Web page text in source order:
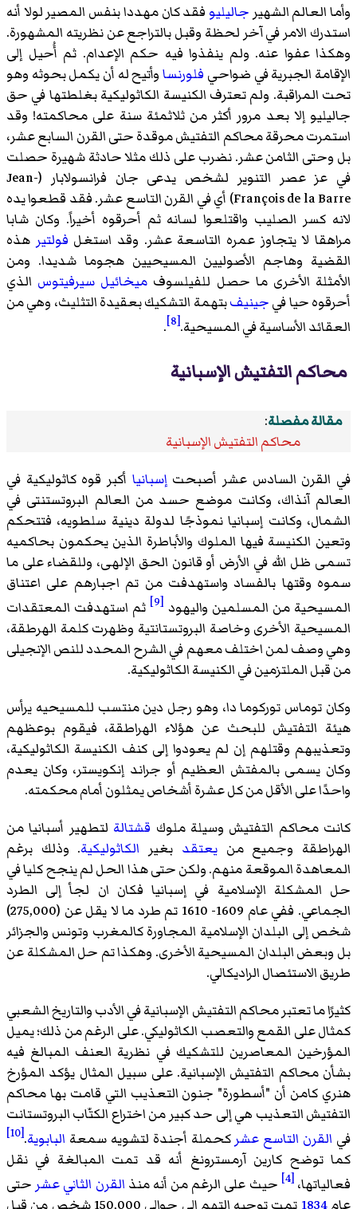
وأما العالم الشهير جاليليو فقد كان مهددا بنفس المصير لولا أنه
استدرك الامر في آخر لحظة وقبل بالتراجع عن نظريته المشهورة.
وهكذا عفوا عنه. ولم ينفذوا فيه حكم الإعدام. ثم أُحيل إلى
الإقامة الجبرية في ضواحي فلورنساوأتيح له أن يكمل بحوثه وهو
تحت المراقبة. ولم تعترف الكنيسة الكاثوليكية بغلطتها في حق
جاليليو إلا بعد مرور أكثر من ثلاثمئة سنة على محاكمته! وقد
استمرت محرقة محاكم التفتيش موقدة حتى القرن السابع عشر،
بل وحتى الثامن عشر. نضرب على ذلك مثلا حادثة شهيرة حصلت
في عز عصر التنوير لشخص يدعى جان فرانسولابار (Jean-
François de la Barre) أي في القرن التاسع عشر. فقد قطعوا يده
لانه كسر الصليب واقتلعوا لسانه ثم أحرقوه أخيراً. وكان شابا
مراهقا لا يتجاوز عمره التاسعة عشر. وقد استغل فولتير هذه
القضية وهاجم الأصوليين المسيحيين هجوما شديدا. ومن
الأمثلة الأخرى ما حصل للفيلسوف ميخائيل سيرفيتوس الذي
أحرقوه حيا فيجينيفبتهمة التشكيك بعقيدة التثليث، وهي من
العقائد الأساسية في المسيحية.[8]
.
محاكم التفتيش الإسبانية
مقالة مفصلة:
محاكم التفتيش الإسبانية
في القرن السادس عشر أصبحتإسبانيا أكبر قوه كاثوليكية في
العالم آنذاك، وكانت موضع حسد من العالم البروتستنتى في
الشمال، وكانت إسبانيا نموذجًا لدولة دينية سلطويه، فتتحكم
وتعين الكنيسة فيها الملوك والأباطرة الذين يحكمون بحاكميه
تسمى ظل الله في الأرض أو قانون الحق الإلهى، وللقضاء على ما
سموه وقتها بالفساد واستهدفت من تم اجبارهم على اعتناق
المسيحية من المسلمين واليهود [9]
ثم استهدفت المعتقدات
المسيحية الأخرى وخاصة البروتستانتية وظهرت كلمة الهرطقة،
وهي وصف لمن اختلف معهم في الشرح المحدد للنص الإنجيلى
من قبل الملتزمين في الكنيسة الكاثوليكية.
وكان توماس توركوما دا، وهو رجل دين منتسب للمسيحيه يرأس
هيئة التفتيش للبحث عن هؤلاء الهراطقة، فيقوم بوعظهم
وتعذيبهم وقتلهم إن لم يعودوا إلى كنف الكنيسة الكاثوليكية،
وكان يسمى بالمفتش العظيم أو جراند إنكويستر، وكان يعدم
واحدًا على الأقل من كل عشرة أشخاص يمثلون أمام محكمته.
كانت محاكم التفتيش وسيلة ملوك قشتالة لتطهير أسبانيا من
الهراطقة وجميع منيعتقد بغير الكاثوليكية. وذلك برغم
المعاهدة الموقعة منهم. ولكن حتى هذا الحل لم ينجح كليا في
حل المشكلة الإسلامية في إسبانيا فكان ان لجأ إلى الطرد
الجماعي. ففي عام 1609- 1610 تم طرد ما لا يقل عن (275,000)
شخص إلى البلدان الإسلامية المجاورة كالمغرب وتونس والجزائر
بل وبعض البلدان المسيحية الأخرى. وهكذا تم حل المشكلة عن
طريق الاستئصال الراديكالي.
كثيرًا ما تعتبر محاكم التفتيش الإسبانية في الأدب والتاريخ الشعبي
كمثال على القمع والتعصب الكاثوليكي. على الرغم من ذلك؛ يميل
المؤرخين المعاصرين للتشكيك في نظرية العنف المبالغ فيه
بشأن محاكم التفتيش الإسبانية. على سبيل المثال يؤكد المؤرخ
هنري كامن أن "أسطورة" جنون التعذيب التي قامت بها محاكم
التفتيش التعذيب هي إلى حد كبير من اختراع الكتّاب البروتستانت
في القرن التاسع عشركحملة أجندة لتشويه سمعة البابوية.
[10]
كما توضح كارين آرمسترونغ أنه قد تمت المبالغة في نقل
فعالياتها،[4] حيث على الرغم من أنه منذ القرن الثاني عشر حتى